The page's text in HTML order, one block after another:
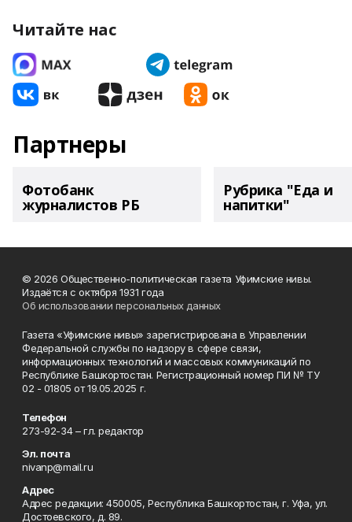
Читайте нас
Партнеры
Фотобанк
журналистов РБ
Рубрика "Еда и
напитки"
© 2026 Общественно-политическая газета Уфимские нивы.
Издаётся с октября 1931 года
Об использовании персональных данных
Газета «Уфимские нивы» зарегистрирована в Управлении
Федеральной службы по надзору в сфере связи,
информационных технологий и массовых коммуникаций по
Республике Башкортостан. Регистрационный номер ПИ № ТУ
02 - 01805 от 19.05.2025 г.
Телефон
273-92-34 – гл. редактор
Эл. почта
nivanp@mail.ru
Адрес
Адрес редакции: 450005, Республика Башкортостан, г. Уфа, ул.
Достоевского, д. 89.